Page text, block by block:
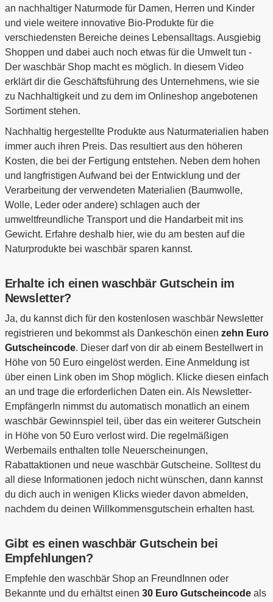
an nachhaltiger Naturmode für Damen, Herren und Kinder
und viele weitere innovative Bio-Produkte für die
verschiedensten Bereiche deines Lebensalltags. Ausgiebig
Shoppen und dabei auch noch etwas für die Umwelt tun -
Der waschbär Shop macht es möglich. In diesem Video
erklärt dir die Geschäftsführung des Unternehmens, wie sie
zu Nachhaltigkeit und zu dem im Onlineshop angebotenen
Sortiment stehen.
Nachhaltig hergestellte Produkte aus Naturmaterialien haben
immer auch ihren Preis. Das resultiert aus den höheren
Kosten, die bei der Fertigung entstehen. Neben dem hohen
und langfristigen Aufwand bei der Entwicklung und der
Verarbeitung der verwendeten Materialien (Baumwolle,
Wolle, Leder oder andere) schlagen auch der
umweltfreundliche Transport und die Handarbeit mit ins
Gewicht. Erfahre deshalb hier, wie du am besten auf die
Naturprodukte bei waschbär sparen kannst.
Erhalte ich einen waschbär Gutschein im
Newsletter?
Ja, du kannst dich für den kostenlosen waschbär Newsletter
registrieren und bekommst als Dankeschön einen zehn Euro
Gutscheincode. Dieser darf von dir ab einem Bestellwert in
Höhe von 50 Euro eingelöst werden. Eine Anmeldung ist
über einen Link oben im Shop möglich. Klicke diesen einfach
an und trage die erforderlichen Daten ein. Als Newsletter-
EmpfängerIn nimmst du automatisch monatlich an einem
waschbär Gewinnspiel teil, über das ein weiterer Gutschein
in Höhe von 50 Euro verlost wird. Die regelmäßigen
Werbemails enthalten tolle Neuerscheinungen,
Rabattaktionen und neue waschbär Gutscheine. Solltest du
all diese Informationen jedoch nicht wünschen, dann kannst
du dich auch in wenigen Klicks wieder davon abmelden,
nachdem du deinen Willkommensgutschein erhalten hast.
Gibt es einen waschbär Gutschein bei
Empfehlungen?
Empfehle den waschbär Shop an FreundInnen oder
Bekannte und du erhältst einen 30 Euro Gutscheincodeals